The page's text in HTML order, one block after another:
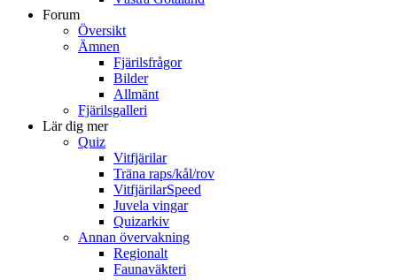
Forum
Översikt
Ämnen
Fjärilsfrågor
Bilder
Allmänt
Fjärilsgalleri
Lär dig mer
Quiz
Vitfjärilar
Träna raps/kål/rov
VitfjärilarSpeed
Juvela vingar
Quizarkiv
Annan övervakning
Regionalt
Faunaväkteri